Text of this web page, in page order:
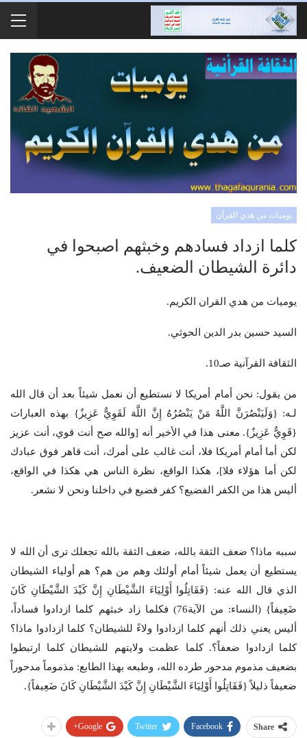
يوميات من هدي القرآن
كلما ازداد فسادهم وخبثهم اصبحوا في
دائرة الشيطان الضعيف.
يوميات من هدي القران الكريم.
السيد حسين بدر الدين الحوثي.
الثقافة القرآنية صـ10.
من يقول: نحن أمام أمريكا لا نستطيع أن نعمل شيئاً بعد أن قال الله
لـه: {وَلَيَنْصُرَنَّ اللَّهُ مَنْ يَنْصُرُهُ إِنَّ اللَّهَ لَقَوِيٌّ عَزِيزٌ} بهذه العبارات
{قَوِيٌّ عَزِيزٌ}. معنى هذا في الأخير أنه [والله صح أنت قوي، أنت عزيز
لكن أما أمام أمريكا فلا، أنت غالب على أمرك، أنت قاهر فوق عبادك
لكن أما هؤلاء فلا]، هكذا الواقع، نظرة الناس هي هكذا في الواقع،
أليس هذا من الكفر الفضيع؟ كفر فضيع في داخلنا ونحن لا نشعر.
سببه ماذا؟ ضعف الثقة بالله، ضعف الثقة بالله تجعلك ترى أن الله لا
يستطيع أن يعمل شيئاً أمام أولئك وهم من هم؟ هم أولياء الشيطان
الذي قال الله عنه: {فَقَاتِلُوا أَوْلِيَاءَ الشَّيْطَانِ إِنَّ كَيْدَ الشَّيْطَانِ كَانَ
ضَعِيفاً} (النساء: من الآية76) فكلما زاد خبثهم كلما ازدادوا فساداً،
أليس يعني ذلك أنهم كلما ازدادوا ولاءً للشيطان؟ كلما ازدادوا ماذا؟
كلما ازدادوا ضعفاً؟. كلما عظمت ولايتهم للشيطان كلما ارتبطوا
بضعيف مذموم مدحور طرده الله، وطبعه بهذا الطابع: مذموماً مدحوراً
ضعيفاً ذليلاً {فَقَاتِلُوا أَوْلِيَاءَ الشَّيْطَانِ إِنَّ كَيْدَ الشَّيْطَانِ كَانَ ضَعِيفاً}.
Share
Facebook
Twitter
Google+